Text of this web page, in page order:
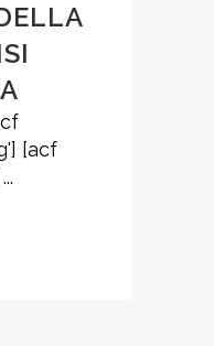
[acf